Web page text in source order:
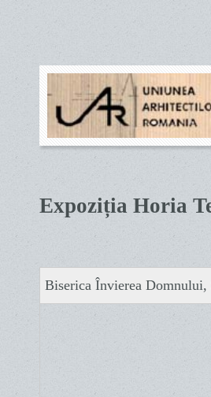
Expoziția Horia
Biserica Învierea Domnului,